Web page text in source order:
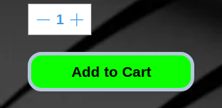
Add to Cart